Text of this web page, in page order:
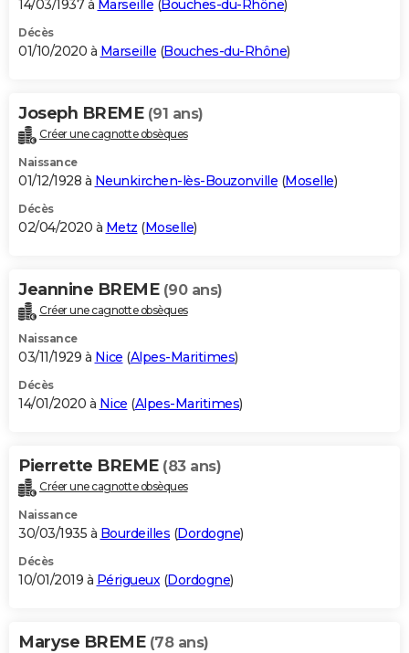
14/03/1937 à Marseille (Bouches-du-Rhône)
Décès
01/10/2020 à Marseille (Bouches-du-Rhône)
Joseph BREME (91 ans)
Créer une cagnotte obsèques
Naissance
01/12/1928 à Neunkirchen-lès-Bouzonville (Moselle)
Décès
02/04/2020 à Metz (Moselle)
Jeannine BREME (90 ans)
Créer une cagnotte obsèques
Naissance
03/11/1929 à Nice (Alpes-Maritimes)
Décès
14/01/2020 à Nice (Alpes-Maritimes)
Pierrette BREME (83 ans)
Créer une cagnotte obsèques
Naissance
30/03/1935 à Bourdeilles (Dordogne)
Décès
10/01/2019 à Périgueux(Dordogne)
Maryse BREME (78 ans)